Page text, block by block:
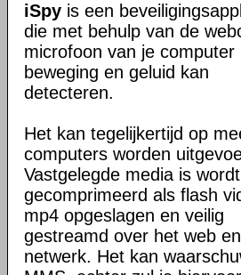
iSpy is een
die met behulp van de
microfoon van je computer
beweging en geluid kan
detecteren.
Het kan tegelijkertijd op
computers worden
Vastgelegde media is wordt
gecomprimeerd als flash
mp4 opgeslagen en veilig
gestreamd over het web
netwerk. Het kan